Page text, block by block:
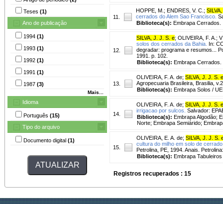
Teses (1)
Ano de publicação
1994 (1)
1993 (1)
1992 (1)
1991 (1)
1987 (3)
Mais...
Idioma
Português (15)
Tipo do arquivo
Documento digital (1)
11.
HOPPE, M. ; ENDRES, V. C. ;
cerrados do Alem Sao Francisco.
Biblioteca(s): Embrapa Cerrados.
12.
SILVA, J. J. S. e; OLIVEIRA, F. A. ;
solos dos cerrados da Bahia. In:
degradar: programa e resumos...
1991. p. 102.
Biblioteca(s): Embrapa Cerrados.
13.
OLIVEIRA, F. A. de; SILVA, J. J. S. e
Agropecuaria Brasileira, Brasilia,
Biblioteca(s): Embrapa Solos /
14.
OLIVEIRA, F. A. de; SILVA, J. J. S. e
irrigacao por sulcos. Salvador:
Biblioteca(s): Embrapa Algodão;
Norte; Embrapa Semiárido;
15.
OLIVEIRA, E. A. de; SILVA, J. J. S.
cultura do milho em solo de
Petrolina, PE, 1994. Anais.
Biblioteca(s): Embrapa
Registros recuperados : 15